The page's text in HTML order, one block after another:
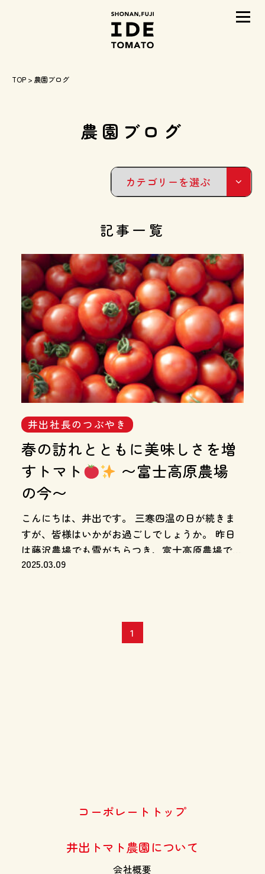
メニ
TOP> 農園ブログ
農園ブログ
記事一覧
井出社長のつぶやき
春の訪れとともに美味しさを増
すトマト
〜富士高原農場
の今〜
こんにちは、井出です。 三寒四温の日が続きま
すが、皆様はいかがお過ごしでしょうか。 昨日
は藤沢農場でも雪がちらつき、富士高原農場では
本格的に雪が舞っていました。 今日はすっかり
2025.03.09
1
コーポレートトップ
井出トマト農園について
会社概要